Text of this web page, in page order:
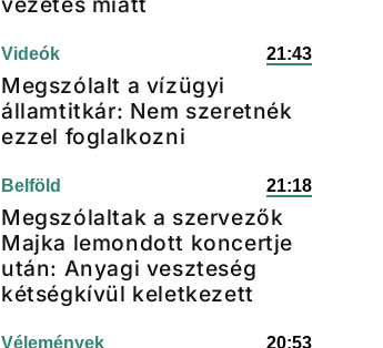
Videók 21:43
Megszólalt a vízügyi
államtitkár: Nem szeretnék
ezzel foglalkozni
Belföld 21:18
Megszólaltak a szervezők
Majka lemondott koncertje
után: Anyagi veszteség
kétségkívül keletkezett
Vélemények 20:53